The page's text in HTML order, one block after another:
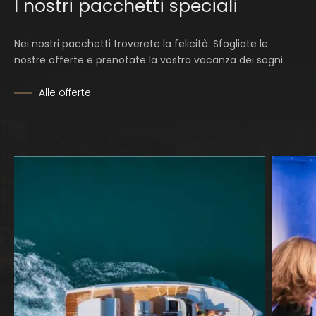
piscina, sauna privata, vasca idromassaggio e
tocco di classe in più agli interni di questaesclusiva villa
nel nostro hotel di lusso sul Lago di Garda.
Guarda i luoghi dei sogni
I nostri pacchetti speciali
Nei nostri pacchetti troverete la felicità. Sfogliate le
nostre offerte e prenotate la vostra vacanza dei sogni.
Alle offerte